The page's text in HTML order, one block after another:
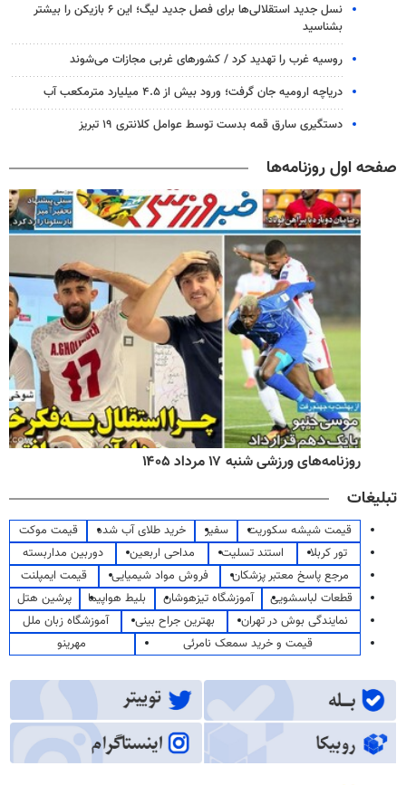
نسل جدید استقلالی‌ها برای فصل جدید لیگ؛ این ۶ بازیکن را بیشتر
بشناسید
روسیه غرب را تهدید کرد / کشورهای غربی مجازات می‌شوند
دریاچه ارومیه جان گرفت؛ ورود بیش از ۴.۵ میلیارد مترمکعب آب
دستگیری سارق قمه بدست توسط عوامل کلانتری ۱۹ تبریز
صفحه اول روزنامه‌ها
روزنامه‌های ورزشی شنبه ۱۷ مرداد ۱۴۰۵
تبلیغات
قیمت شیشه سکوریت سفیر خرید طلای آب شده
قیمت موکت
تور کربلا
استند تسلیت مداحی اربعین
دوربین مداربسته
مرجع پاسخ معتبر پزشکان
فروش مواد شیمیایی
قیمت ایمپلنت
قطعات لباسشویی
آموزشگاه تیزهوشان بلیط هواپیما
پرشین هتل
نمایندگی بوش در تهران
بهترین جراح بینی
آموزشگاه زبان ملل
قیمت و خرید سمعک نامرئی
مهرینو